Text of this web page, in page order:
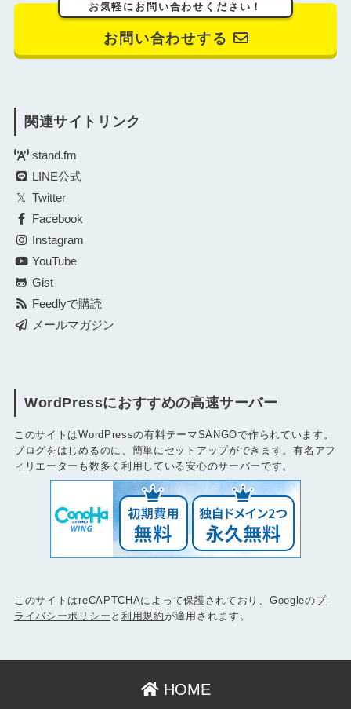
お気軽にお問い合わせください！
お問い合わせする
関連サイトリンク
stand.fm
LINE公式
Twitter
Facebook
Instagram
YouTube
Gist
Feedlyで購読
メールマガジン
WordPressにおすすめの高速サーバー
このサイトはWordPressの有料テーマSANGOで作られています。
ブログをはじめるのに、簡単にセットアップができます。有名アフ
ィリエーターも数多く利用している安心のサーバーです。
このサイトはreCAPTCHAによって保護されており、Googleのプ
ライバシーポリシー と 利用規約が適用されます。
HOME